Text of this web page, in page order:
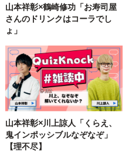
山本祥彰×鶴崎修功「お寿司屋
さんのドリンクはコーラでし
ょ」
山本祥彰×川上諒人「くらえ、
鬼インポッシブルなぞなぞ」
【理不尽】